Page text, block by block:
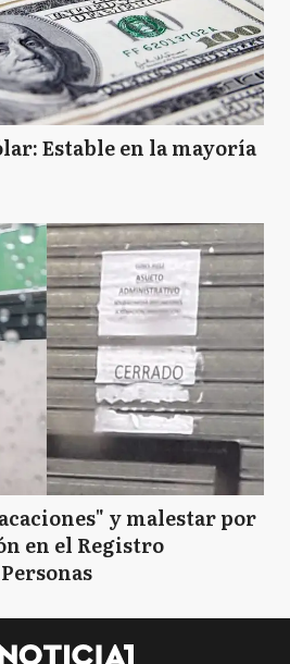
Estable en la mayoría
y malestar por
en el Registro